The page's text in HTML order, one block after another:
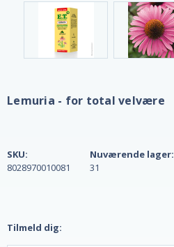
Lemuria - for total velvære
SKU:
8028970010081
Nuværende lager:
31
Tilmeld dig: